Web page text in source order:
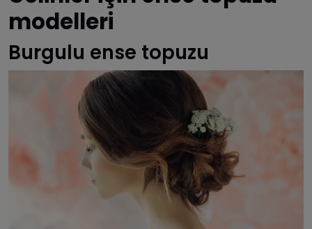
modelleri
Burgulu ense topuzu